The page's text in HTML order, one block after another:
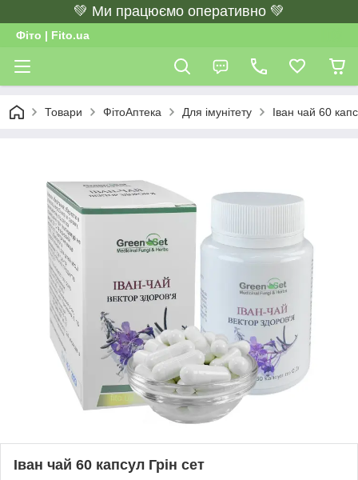
💚 Ми працюємо оперативно 💚
Фіто | Fito.ua
Товари ФітоАптека Для імунітету Іван чай 60
Іван чай 60 капсул Грін сет